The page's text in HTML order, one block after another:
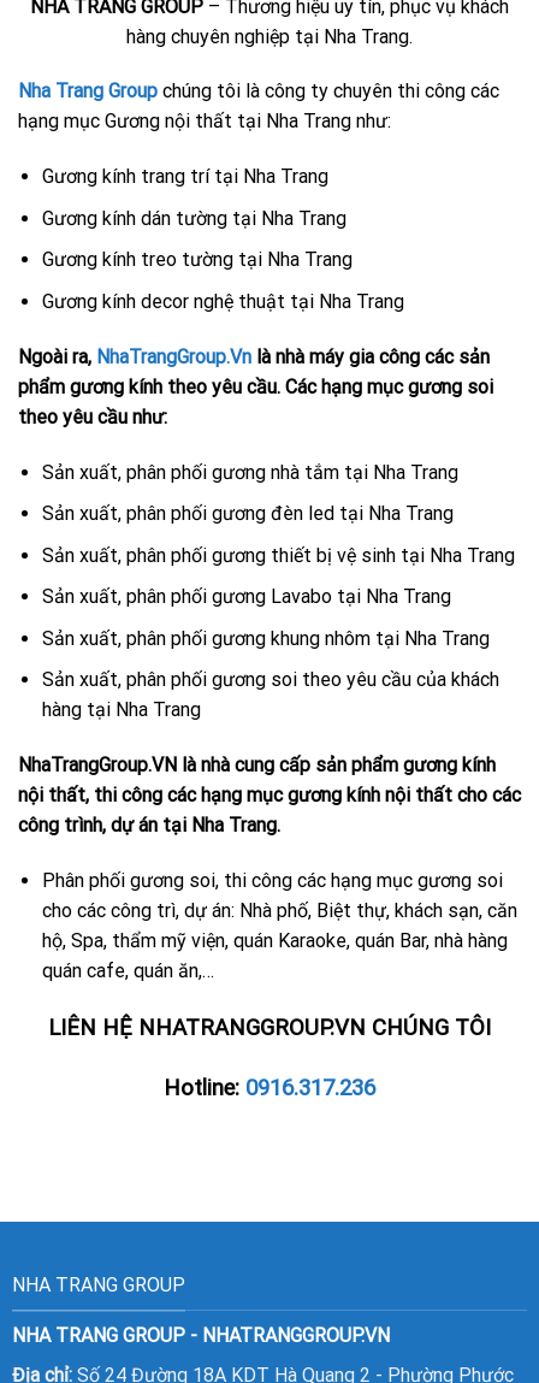
NHA TRANG GROUP – Thương hiệu uy tín, phục vụ khách
hàng chuyên nghiệp tại Nha Trang.
Nha Trang Group chúng tôi là công ty chuyên thi công các
hạng mục Gương nội thất tại Nha Trang như:
Gương kính trang trí tại Nha Trang
Gương kính dán tường tại Nha Trang
Gương kính treo tường tại Nha Trang
Gương kính decor nghệ thuật tại Nha Trang
Ngoài ra, NhaTrangGroup.Vn là nhà máy gia công các sản
phẩm gương kính theo yêu cầu. Các hạng mục gương soi
theo yêu cầu như:
Sản xuất, phân phối gương nhà tắm tại Nha Trang
Sản xuất, phân phối gương đèn led tại Nha Trang
Sản xuất, phân phối gương thiết bị vệ sinh tại Nha Trang
Sản xuất, phân phối gương Lavabo tại Nha Trang
Sản xuất, phân phối gương khung nhôm tại Nha Trang
Sản xuất, phân phối gương soi theo yêu cầu của khách
hàng tại Nha Trang
NhaTrangGroup.VN là nhà cung cấp sản phẩm gương kính
nội thất, thi công các hạng mục gương kính nội thất cho các
công trình, dự án tại Nha Trang.
Phân phối gương soi, thi công các hạng mục gương soi
cho các công trì, dự án: Nhà phố, Biệt thự, khách sạn, căn
hộ, Spa, thẩm mỹ viện, quán Karaoke, quán Bar, nhà hàng
quán cafe, quán ăn,…
LIÊN HỆ NHATRANGGROUP.VN CHÚNG TÔI
Hotline: 0916.317.236
NHA TRANG GROUP
NHA TRANG GROUP - NHATRANGGROUP.VN
Địa chỉ:Số 24 Đường 18A KDT Hà Quang 2 - Phường Phước